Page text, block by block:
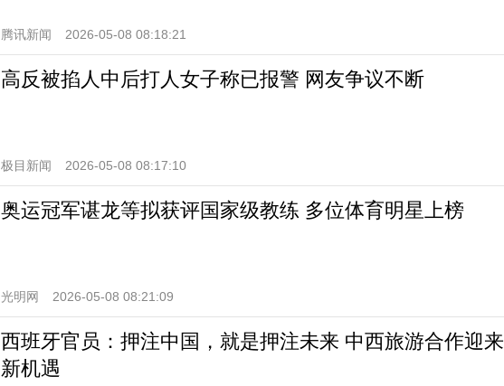
腾讯新闻 2026-05-08 08:18:21
高反被掐人中后打人女子称已报警 网友争议不断
极目新闻 2026-05-08 08:17:10
奥运冠军谌龙等拟获评国家级教练 多位体育明星上榜
光明网 2026-05-08 08:21:09
西班牙官员：押注中国，就是押注未来 中西旅游合作迎来
新机遇